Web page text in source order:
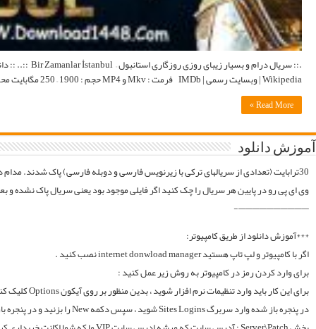
.:: سریال درام و بسیار زیبای روزی روزگاری استانبول – Bir Zamanlar İstanbul ::.. :: دانلود سریال ترکی Bir Zamanlar İstanbul با زبان اصلی و لینک مستقیم با زیرنویس فارسی ::. اطلاعات کامل :
فایلارو گیر آوردیم دوباره آپلود میکنیم. قبل از خرید کردن اول فولدر سریال در سرور